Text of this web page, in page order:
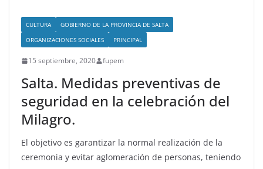
CULTURA
GOBIERNO DE LA PROVINCIA DE SALTA
ORGANIZACIONES SOCIALES
PRINCIPAL
15 septiembre, 2020 fupem
Salta. Medidas preventivas de
seguridad en la celebración del
Milagro.
El objetivo es garantizar la normal realización de la
ceremonia y evitar aglomeración de personas, teniendo